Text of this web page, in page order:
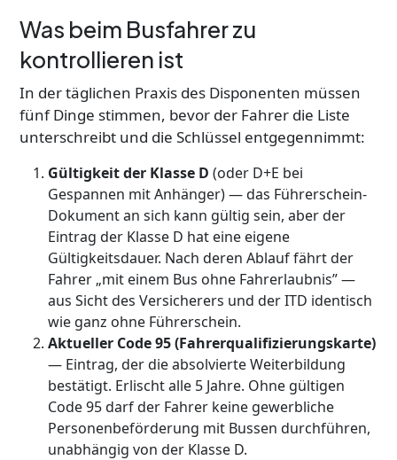
Was beim Busfahrer zu
kontrollieren ist
In der täglichen Praxis des Disponenten müssen
fünf Dinge stimmen, bevor der Fahrer die Liste
unterschreibt und die Schlüssel entgegennimmt:
Gültigkeit der Klasse D (oder D+E bei
Gespannen mit Anhänger) — das Führerschein-
Dokument an sich kann gültig sein, aber der
Eintrag der Klasse D hat eine eigene
Gültigkeitsdauer. Nach deren Ablauf fährt der
Fahrer „mit einem Bus ohne Fahrerlaubnis” —
aus Sicht des Versicherers und der ITD identisch
wie ganz ohne Führerschein.
Aktueller Code 95 (Fahrerqualifizierungskarte)
— Eintrag, der die absolvierte Weiterbildung
bestätigt. Erlischt alle 5 Jahre. Ohne gültigen
Code 95 darf der Fahrer keine gewerbliche
Personenbeförderung mit Bussen durchführen,
unabhängig von der Klasse D.